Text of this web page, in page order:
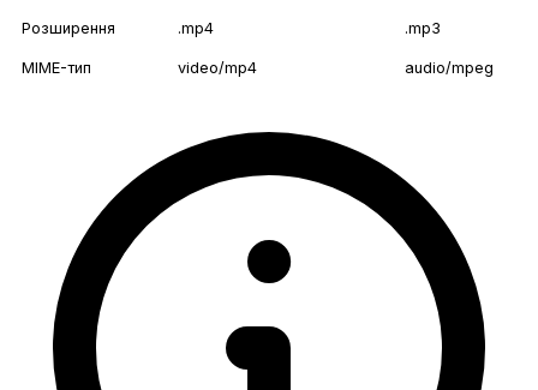
Розширення .mp4 .mp3
MIME-тип video/mp4 audio/mpeg